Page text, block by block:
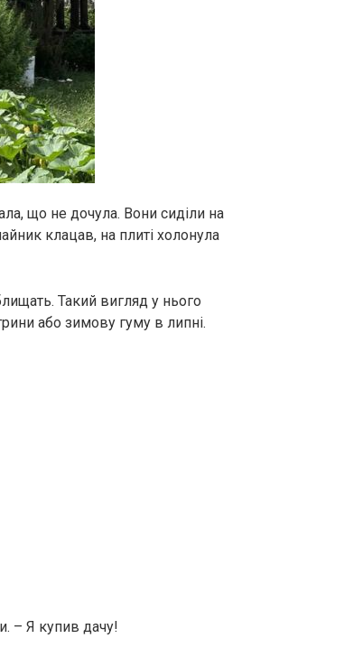
що не дочула. Вони сиділи на
клацав, на плиті холонула
Такий вигляд у нього
або зимову гуму в липні.
– Я купив дачу!